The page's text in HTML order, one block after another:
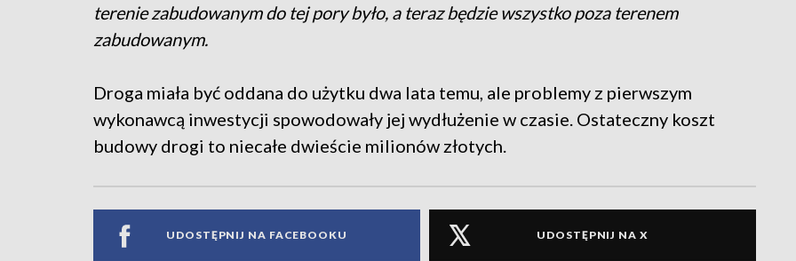
terenie zabudowanym do tej pory było, a teraz będzie wszystko poza terenem
zabudowanym.
Droga miała być oddana do użytku dwa lata temu, ale problemy z pierwszym
wykonawcą inwestycji spowodowały jej wydłużenie w czasie. Ostateczny koszt
budowy drogi to niecałe dwieście milionów złotych.
UDOSTĘPNIJ NA FACEBOOKU UDOSTĘPNIJ NA X